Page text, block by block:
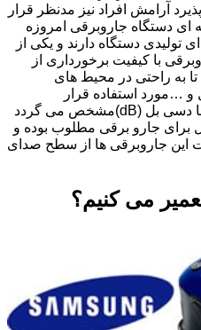
آرامش افراد نیز مدنظر قرار
ای دستگاه جاروبرقی امروزه
تولیدی دستگاه دارند و یکی از
با کیفیت برخورداری از
به راحتی در محیط های
و …مورد استفاده قرار
گیرد.میزان صدای دستگاه با دسی بل (dB)مشخص می گردد
77 دسی بل برای جارو برقی مطلوب بوده و
این جاروبرقی ها از سطح صدای
می کنیم؟